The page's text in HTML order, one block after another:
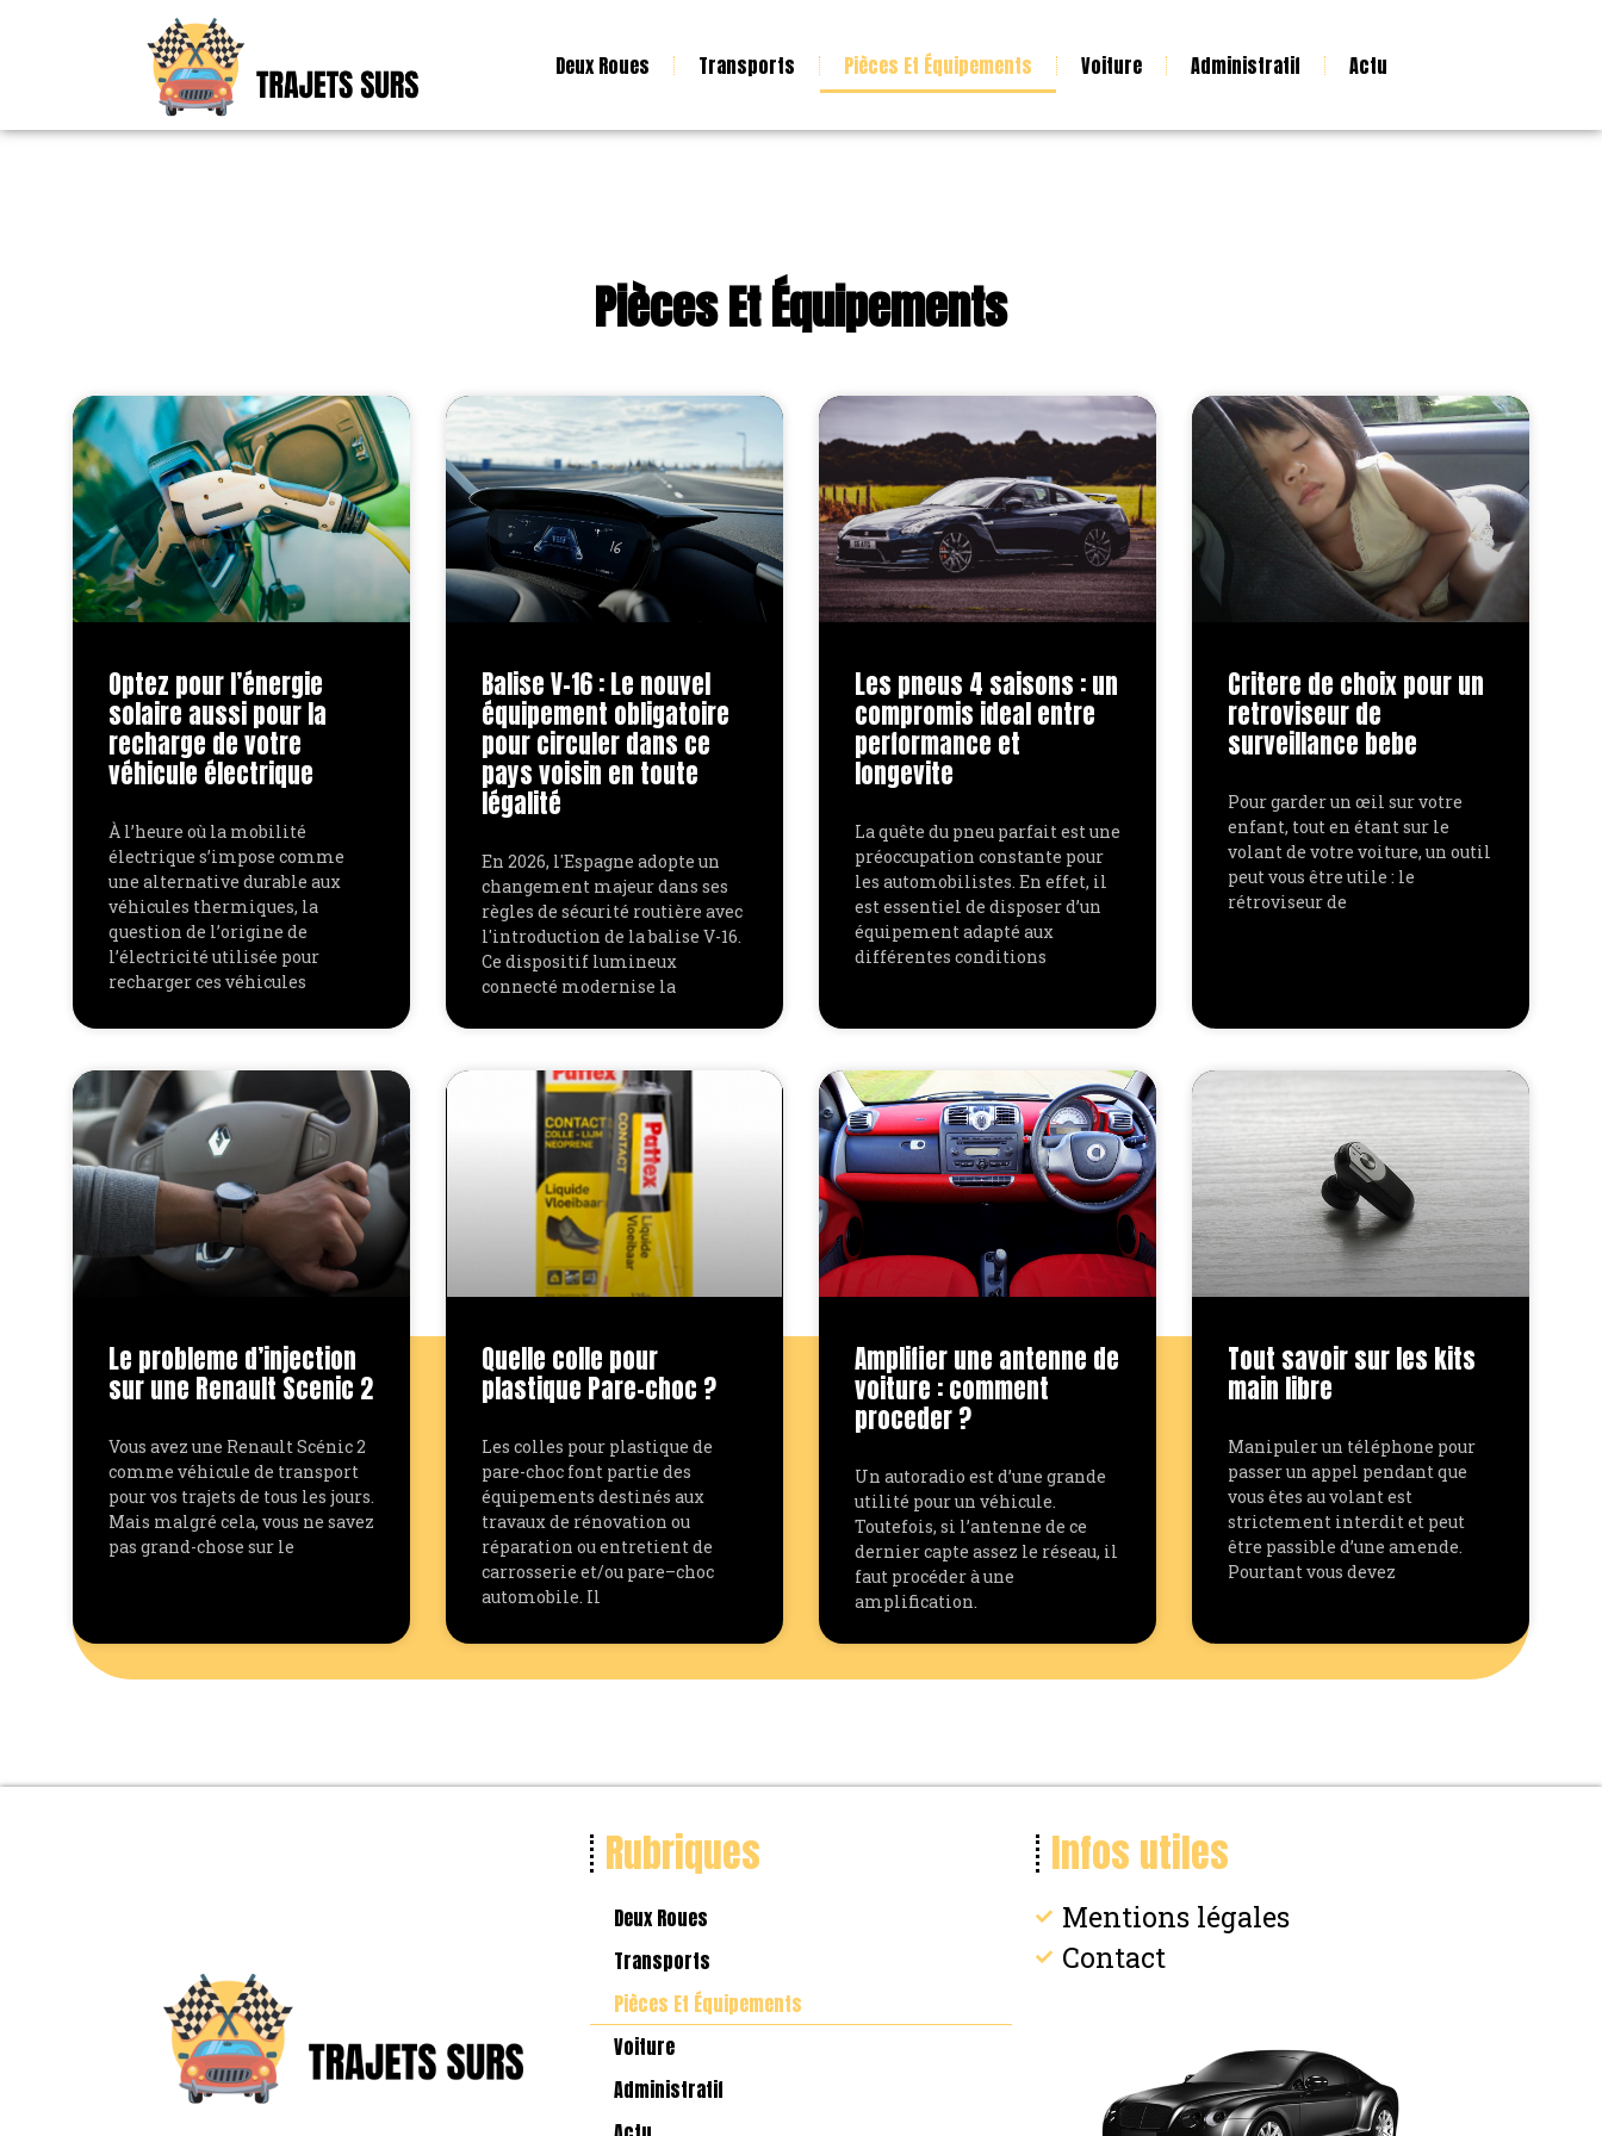
Deux Roues Transports Pièces Et Équipements Voiture Administratif Actu
Pièces Et Équipements
Optez pour l’énergie
solaire aussi pour la
recharge de votre
véhicule électrique
À l’heure où la mobilité
électrique s’impose comme
une alternative durable aux
véhicules thermiques, la
question de l’origine de
l’électricité utilisée pour
recharger ces véhicules
Balise V-16 : Le nouvel
équipement obligatoire
pour circuler dans ce
pays voisin en toute
légalité
En 2026, l'Espagne adopte un
changement majeur dans ses
règles de sécurité routière avec
l'introduction de la balise V-16.
Ce dispositif lumineux
connecté modernise la
Les pneus 4 saisons : un
compromis ideal entre
performance et
longevite
La quête du pneu parfait est une
préoccupation constante pour
les automobilistes. En effet, il
est essentiel de disposer d’un
équipement adapté aux
différentes conditions
Critere de choix pour un
retroviseur de
surveillance bebe
Pour garder un œil sur votre
enfant, tout en étant sur le
volant de votre voiture, un outil
peut vous être utile : le
rétroviseur de
Le probleme d’injection
sur une Renault Scenic 2
Vous avez une Renault Scénic 2
comme véhicule de transport
pour vos trajets de tous les jours.
Mais malgré cela, vous ne savez
pas grand-chose sur le
Quelle colle pour
plastique Pare-choc ?
Les colles pour plastique de
pare-choc font partie des
équipements destinés aux
travaux de rénovation ou
réparation ou entretient de
carrosserie et/ou pare–choc
automobile. Il
Amplifier une antenne de
voiture : comment
proceder ?
Un autoradio est d’une grande
utilité pour un véhicule.
Toutefois, si l’antenne de ce
dernier capte assez le réseau, il
faut procéder à une
amplification.
Tout savoir sur les kits
main libre
Manipuler un téléphone pour
passer un appel pendant que
vous êtes au volant est
strictement interdit et peut
être passible d’une amende.
Pourtant vous devez
Rubriques
Deux Roues
Transports
Pièces Et Équipements
Voiture
Administratif
Infos utiles
Mentions légales
Contact